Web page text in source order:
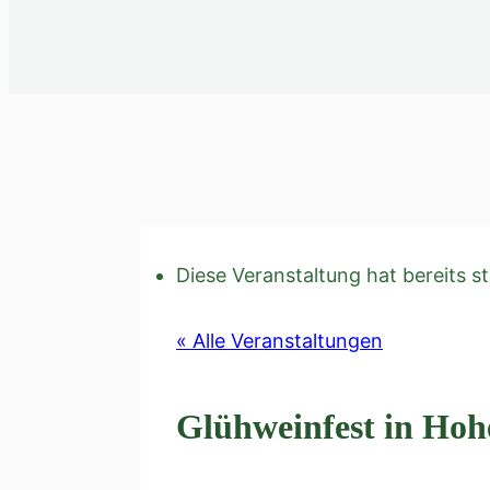
Diese Veranstaltung hat bereits
« Alle Veranstaltungen
Glühweinfest in